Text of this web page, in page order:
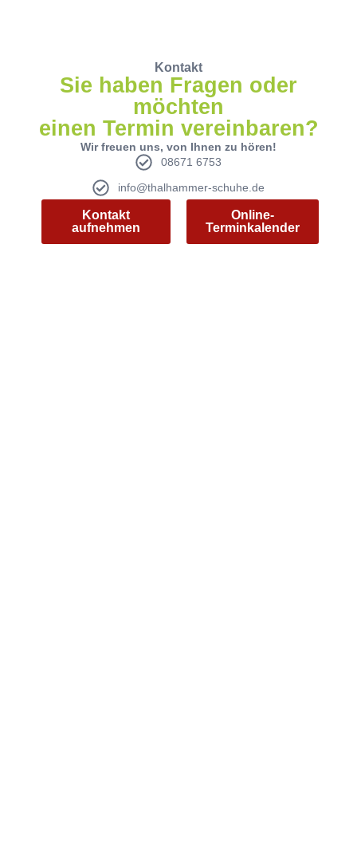
Kontakt
Sie haben Fragen oder
möchten
einen Termin vereinbaren?
Wir freuen uns, von Ihnen zu hören!
08671 6753
info@thalhammer-schuhe.de
Kontakt
aufnehmen
Online-
Terminkalender